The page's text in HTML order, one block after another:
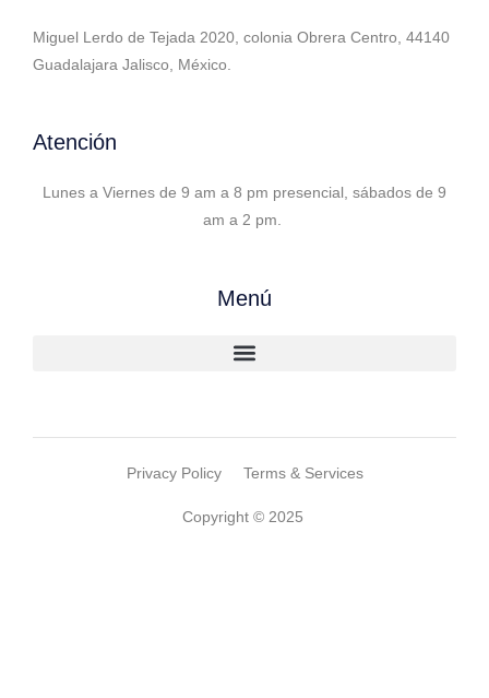
Miguel Lerdo de Tejada 2020, colonia Obrera Centro, 44140
Guadalajara Jalisco, México.
Atención
Lunes a Viernes de 9 am a 8 pm presencial, sábados de 9
am a 2 pm.
Menú
Copyright © 2025
Privacy Policy Terms & Services